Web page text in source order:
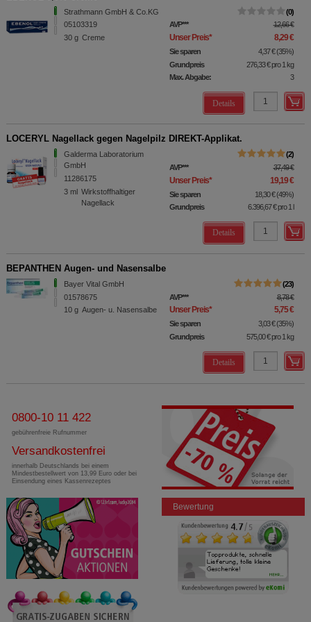
Strathmann GmbH & Co.KG
05103319
30 g Creme
0
AVP*** 12,66 €
Unser Preis* 8,29 €
Sie sparen 4,37 € (35%)
Grundpreis
276,33 €pro 1 kg
Max. Abgabe:
3
Details
LOCERYL Nagellack gegen Nagelpilz DIREKT-Applikat.
Galderma Laboratorium
GmbH
11286175
3 ml Wirkstoffhaltiger
Nagellack
2
AVP*** 37,49 €
Unser Preis* 19,19 €
Sie sparen 18,30 € (49%)
Grundpreis
6.396,67 €pro 1 l
Details
BEPANTHEN Augen- und Nasensalbe
Bayer Vital GmbH
01578675
10 g Augen- u. Nasensalbe
23
AVP*** 8,78 €
Unser Preis* 5,75 €
Sie sparen 3,03 € (35%)
Grundpreis
575,00 €pro 1 kg
Details
0800-10 11 422
gebührenfreie Rufnummer
Versandkostenfrei
innerhalb Deutschlands bei einem
Mindestbestellwert von 13,99 Euro oder bei
Einsendung eines Kassenrezeptes
Bewertung